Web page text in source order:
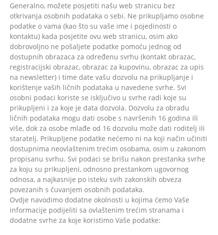
Generalno, možete posjetiti našu web stranicu bez
otkrivanja osobnih podataka o sebi. Ne prikupljamo osobne
podatke o vama (kao što su vaše ime i pojedinosti o
kontaktu) kada posjetite ovu web stranicu, osim ako
dobrovoljno ne pošaljete podatke pomoću jednog od
dostupnih obrazaca za određenu svrhu (kontakt obrazac,
registracijski obrazac, obrazac za kupovinu, obrazac za upis
na newsletter) i time date vašu dozvolu na prikupljanje i
korištenje vaših ličnih podataka u navedene svrhe. Svi
osobni podaci koriste se isključivo u svrhe radi koje su
prikupljeni i za koje je data dozvola. Dozvolu za obradu
ličnih podataka mogu dati osobe s navršenih 16 godina ili
više, dok za osobe mlađe od 16 dozvolu može dati roditelj ili
staratelj. Prikupljene podatke nećemo ni na koji način učiniti
dostupnima neovlaštenim trećim osobama, osim u zakonom
propisanu svrhu. Svi podaci se brišu nakon prestanka svrhe
za koju su prikupljeni, odnosno prestankom ugovornog
odnosa, a najkasnije po isteku svih zakonskih obveza
povezanih s čuvanjem osobnih podataka.
Ovdje navodimo dodatne okolnosti u kojima ćemo Vaše
informacije podijeliti sa ovlaštenim trećim stranama i
dodatne svrhe za koje koristimo Vaše podatke: